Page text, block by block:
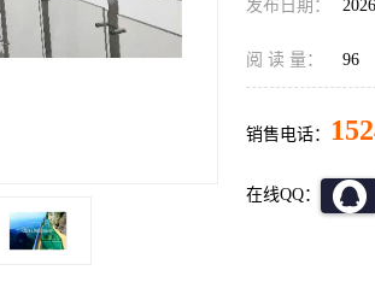
发布日期：
阅 读 量： 96
销售电话：
在线QQ：